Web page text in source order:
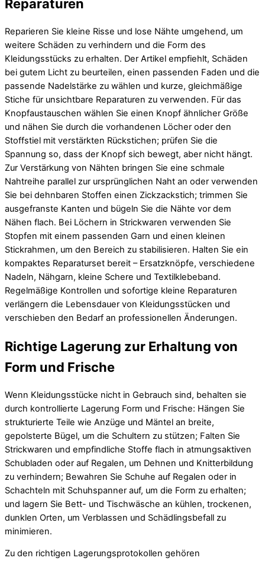
Reparaturen
Reparieren Sie kleine Risse und lose Nähte umgehend, um
weitere Schäden zu verhindern und die Form des
Kleidungsstücks zu erhalten. Der Artikel empfiehlt, Schäden
bei gutem Licht zu beurteilen, einen passenden Faden und die
passende Nadelstärke zu wählen und kurze, gleichmäßige
Stiche für unsichtbare Reparaturen zu verwenden. Für das
Knopfaustauschen wählen Sie einen Knopf ähnlicher Größe
und nähen Sie durch die vorhandenen Löcher oder den
Stoffstiel mit verstärkten Rückstichen; prüfen Sie die
Spannung so, dass der Knopf sich bewegt, aber nicht hängt.
Zur Verstärkung von Nähten bringen Sie eine schmale
Nahtreihe parallel zur ursprünglichen Naht an oder verwenden
Sie bei dehnbaren Stoffen einen Zickzackstich; trimmen Sie
ausgefranste Kanten und bügeln Sie die Nähte vor dem
Nähen flach. Bei Löchern in Strickwaren verwenden Sie
Stopfen mit einem passenden Garn und einen kleinen
Stickrahmen, um den Bereich zu stabilisieren. Halten Sie ein
kompaktes Reparaturset bereit – Ersatzknöpfe, verschiedene
Nadeln, Nähgarn, kleine Schere und Textilklebeband.
Regelmäßige Kontrollen und sofortige kleine Reparaturen
verlängern die Lebensdauer von Kleidungsstücken und
verschieben den Bedarf an professionellen Änderungen.
Richtige Lagerung zur Erhaltung von
Form und Frische
Wenn Kleidungsstücke nicht in Gebrauch sind, behalten sie
durch kontrollierte Lagerung Form und Frische: Hängen Sie
strukturierte Teile wie Anzüge und Mäntel an breite,
gepolsterte Bügel, um die Schultern zu stützen; Falten Sie
Strickwaren und empfindliche Stoffe flach in atmungsaktiven
Schubladen oder auf Regalen, um Dehnen und Knitterbildung
zu verhindern; Bewahren Sie Schuhe auf Regalen oder in
Schachteln mit Schuhspanner auf, um die Form zu erhalten;
und lagern Sie Bett- und Tischwäsche an kühlen, trockenen,
dunklen Orten, um Verblassen und Schädlingsbefall zu
minimieren.
Zu den richtigen Lagerungsprotokollen gehören